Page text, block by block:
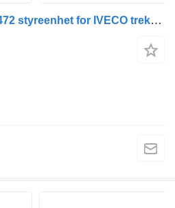
IVECO S-WAY 5802247472 styreenhet for IVECO trekkvogn